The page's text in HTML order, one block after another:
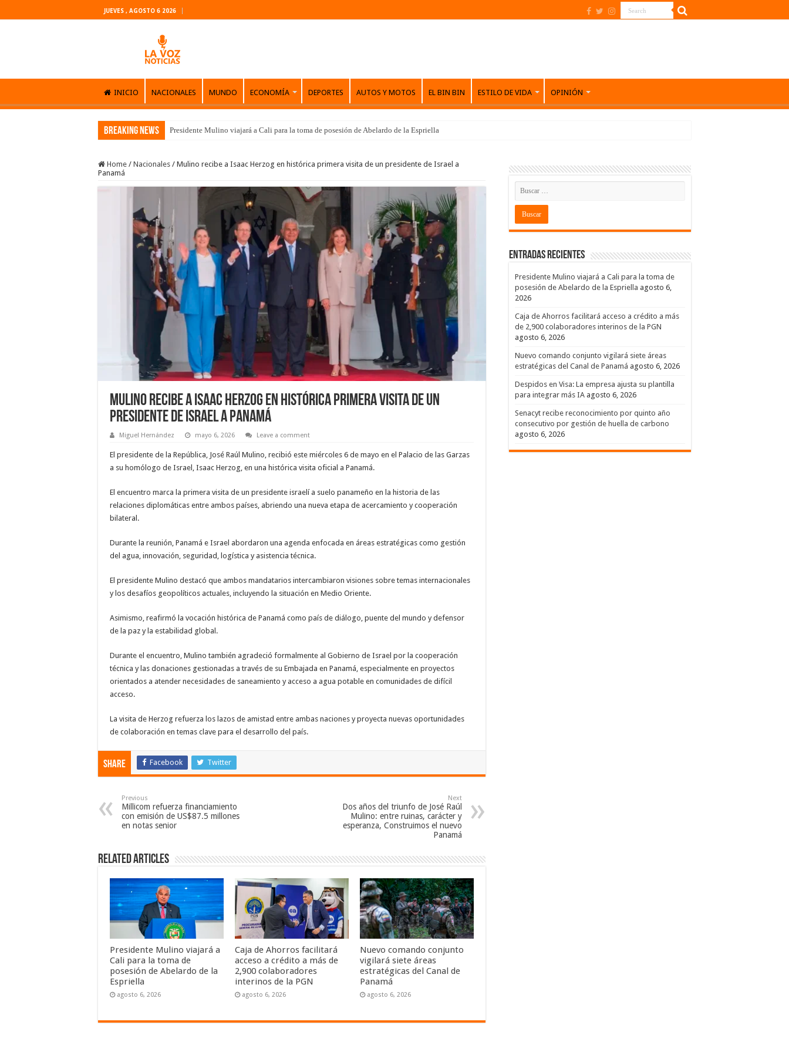
JUEVES , AGOSTO 6 2026
INICIO NACIONALES MUNDO ECONOMÍA DEPORTES AUTOS Y MOTOS EL BIN BIN ESTILO DE VIDA OPINIÓN
Breaking News Presidente Mulino viajará a Cali para la toma de posesión de Abelardo de la Espriella
Home / Nacionales / Mulino recibe a Isaac Herzog en histórica primera visita de un presidente de Israel a
Panamá
Mulino recibe a Isaac Herzog en histórica primera visita de un
presidente de Israel a Panamá
Miguel Hernández mayo 6, 2026 Leave a comment
El presidente de la República, José Raúl Mulino, recibió este miércoles 6 de mayo en el Palacio de las Garzas
a su homólogo de Israel, Isaac Herzog, en una histórica visita oficial a Panamá.
El encuentro marca la primera visita de un presidente israelí a suelo panameño en la historia de las
relaciones diplomáticas entre ambos países, abriendo una nueva etapa de acercamiento y cooperación
bilateral.
Durante la reunión, Panamá e Israel abordaron una agenda enfocada en áreas estratégicas como gestión
del agua, innovación, seguridad, logística y asistencia técnica.
El presidente Mulino destacó que ambos mandatarios intercambiaron visiones sobre temas internacionales
y los desafíos geopolíticos actuales, incluyendo la situación en Medio Oriente.
Asimismo, reafirmó la vocación histórica de Panamá como país de diálogo, puente del mundo y defensor
de la paz y la estabilidad global.
Durante el encuentro, Mulino también agradeció formalmente al Gobierno de Israel por la cooperación
técnica y las donaciones gestionadas a través de su Embajada en Panamá, especialmente en proyectos
orientados a atender necesidades de saneamiento y acceso a agua potable en comunidades de difícil
acceso.
La visita de Herzog refuerza los lazos de amistad entre ambas naciones y proyecta nuevas oportunidades
de colaboración en temas clave para el desarrollo del país.
Share Facebook Twitter
Previous
Millicom refuerza financiamiento
con emisión de US$87.5 millones
en notas senior
Next
Dos años del triunfo de José Raúl
Mulino: entre ruinas, carácter y
esperanza, Construimos el nuevo
Panamá
Related Articles
Presidente Mulino viajará a
Cali para la toma de
posesión de Abelardo de la
Espriella
agosto 6, 2026
Caja de Ahorros facilitará
acceso a crédito a más de
2,900 colaboradores
interinos de la PGN
agosto 6, 2026
Nuevo comando conjunto
vigilará siete áreas
estratégicas del Canal de
Panamá
agosto 6, 2026
Entradas recientes
Presidente Mulino viajará a Cali para la toma de
posesión de Abelardo de la Espriella agosto 6,
2026
Caja de Ahorros facilitará acceso a crédito a más
de 2,900 colaboradores interinos de la PGN
agosto 6, 2026
Nuevo comando conjunto vigilará siete áreas
estratégicas del Canal de Panamá agosto 6, 2026
Despidos en Visa: La empresa ajusta su plantilla
para integrar más IA agosto 6, 2026
Senacyt recibe reconocimiento por quinto año
consecutivo por gestión de huella de carbono
agosto 6, 2026